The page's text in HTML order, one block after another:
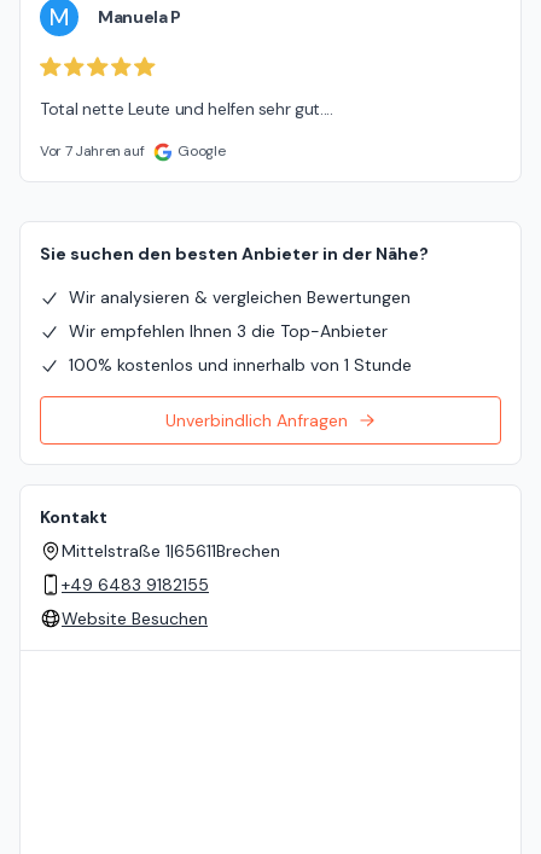
M Manuela P
Total nette Leute und helfen sehr gut....
Vor 7 Jahren auf Google
Sie suchen den besten Anbieter in der Nähe?
Wir analysieren & vergleichen Bewertungen
Wir empfehlen Ihnen 3 die Top-Anbieter
100% kostenlos und innerhalb von 1 Stunde
Unverbindlich Anfragen
Kontakt
Mittelstraße 1|65611Brechen
+49 6483 9182155
Website Besuchen